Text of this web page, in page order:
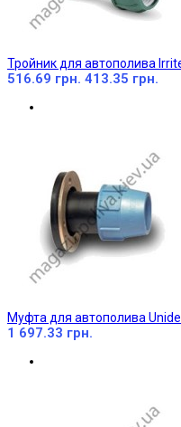
Тройник для автополива
516.69 грн. 413.35 грн.
Муфта для автополива
1 697.33 грн.